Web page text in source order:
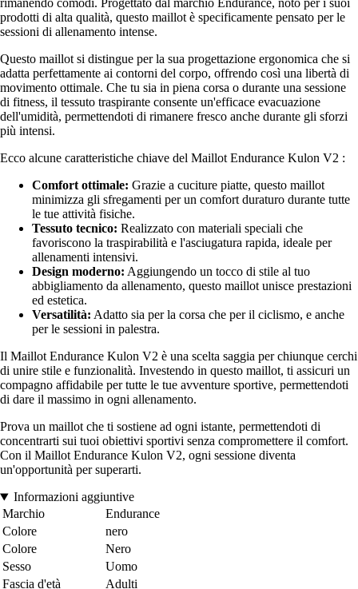
rimanendo comodi. Progettato dal marchio Endurance, noto per i suoi
prodotti di alta qualità, questo maillot è specificamente pensato per le
sessioni di allenamento intense.
Questo maillot si distingue per la sua progettazione ergonomica che si
adatta perfettamente ai contorni del corpo, offrendo così una libertà di
movimento ottimale. Che tu sia in piena corsa o durante una sessione
di fitness, il tessuto traspirante consente un'efficace evacuazione
dell'umidità, permettendoti di rimanere fresco anche durante gli sforzi
più intensi.
Ecco alcune caratteristiche chiave del Maillot Endurance Kulon V2 :
Comfort ottimale: Grazie a cuciture piatte, questo maillot
minimizza gli sfregamenti per un comfort duraturo durante tutte
le tue attività fisiche.
Tessuto tecnico: Realizzato con materiali speciali che
favoriscono la traspirabilità e l'asciugatura rapida, ideale per
allenamenti intensivi.
Design moderno: Aggiungendo un tocco di stile al tuo
abbigliamento da allenamento, questo maillot unisce prestazioni
ed estetica.
Versatilità: Adatto sia per la corsa che per il ciclismo, e anche
per le sessioni in palestra.
Il Maillot Endurance Kulon V2 è una scelta saggia per chiunque cerchi
di unire stile e funzionalità. Investendo in questo maillot, ti assicuri un
compagno affidabile per tutte le tue avventure sportive, permettendoti
di dare il massimo in ogni allenamento.
Prova un maillot che ti sostiene ad ogni istante, permettendoti di
concentrarti sui tuoi obiettivi sportivi senza compromettere il comfort.
Con il Maillot Endurance Kulon V2, ogni sessione diventa
un'opportunità per superarti.
Informazioni aggiuntive
Marchio
Endurance
Colore
nero
Colore
Nero
Sesso
Uomo
Fascia d'età
Adulti